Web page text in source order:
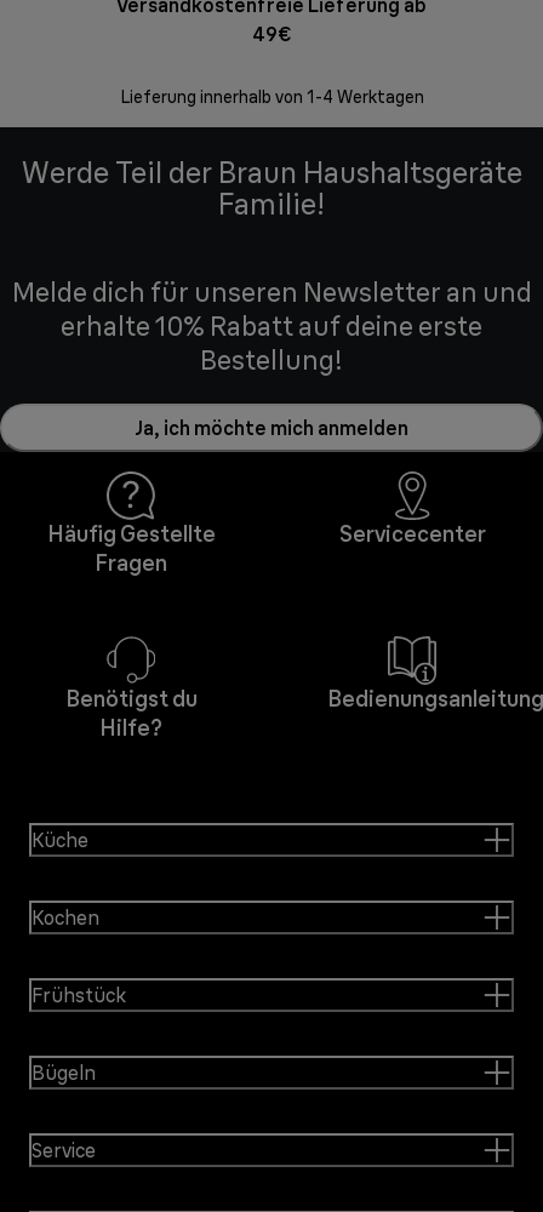
Versandkostenfreie Lieferung ab
49€
Lieferung innerhalb von 1-4 Werktagen
Werde Teil der Braun Haushaltsgeräte
Familie!
Melde dich für unseren Newsletter an und
erhalte 10% Rabatt auf deine erste
Bestellung!
Ja, ich möchte mich anmelden
Häufig Gestellte
Fragen
Servicecenter
Benötigst du
Hilfe?
Küche
Kochen
Frühstück
Bügeln
Service